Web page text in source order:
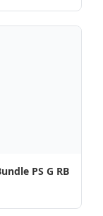
PS G RB